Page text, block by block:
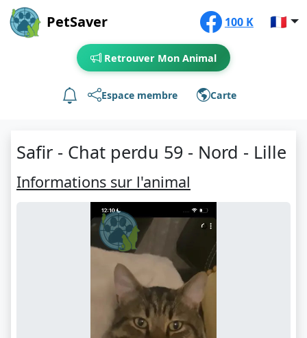
PetSaver 100 K 🇫🇷
Retrouver Mon Animal
Espace membre Carte
Safir - Chat perdu 59 - Nord - Lille
Informations sur l'animal